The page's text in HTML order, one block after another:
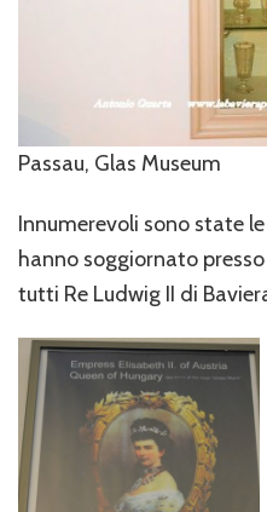
Passau, Glas Museum
Innumerevoli sono state
hanno soggiornato
tutti Re Ludwig II di